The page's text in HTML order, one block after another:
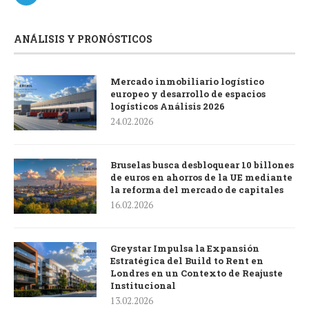
ANÁLISIS Y PRONÓSTICOS
Mercado inmobiliario logístico
europeo y desarrollo de espacios
logísticos Análisis 2026
24.02.2026
Bruselas busca desbloquear 10 billones
de euros en ahorros de la UE mediante
la reforma del mercado de capitales
16.02.2026
Greystar Impulsa la Expansión
Estratégica del Build to Rent en
Londres en un Contexto de Reajuste
Institucional
13.02.2026